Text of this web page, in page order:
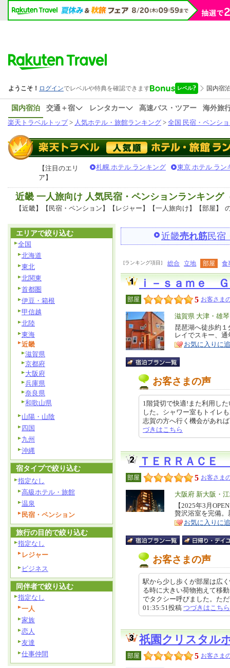
国内宿泊 交通＋宿 レンタカー 高速バス・ツアー
海外旅
楽天トラベルトップ> 人気ホテル・旅館ランキング > 全国 民宿・ペンシ
【注目のエリ
ア】
札幌 ホテル ランキング 東京 ホテル ラン
近畿 一人旅向け 人気民宿・ペンションランキング
【近畿】【民宿・ペンション】【レジャー】【一人旅向け】【部屋】
近畿売れ筋民宿
[ランキング項目] 総合 立地 部屋 食
ｉ－ｓａｍｅ
部屋 5 お客さま
エ
リ
ア
滋賀県 大津・雄
特
徴
琵琶湖へ徒歩約
レイでスキー、
お気に入りに
お客さまの声
1階貸切で快適!また利用し
した。シャワー室もトイレ
志賀の方へ行く機会があれ
づきはこちら
ＴＥＲＲＡＣ
部屋 5 お客さま
エ
リ
ア
大阪府 新大阪・
特
徴
【2025年3月
贅沢浴室を完備
お気に入りに
お客さまの声
駅から少し歩くが部屋は広
る時に大きい荷物抱えて移
でタクシー呼びました。た
01:35:51投稿 つづきはこちら
祇園クリスタル
部屋 5 お客さま
エリアで絞り込む
全国
北海道
東北
北関東
首都圏
伊豆・箱根
甲信越
北陸
東海
近畿
滋賀県
京都府
大阪府
兵庫県
奈良県
和歌山県
山陽・山陰
四国
九州
沖縄
宿タイプで絞り込む
指定なし
高級ホテル・旅館
温泉
民宿・ペンション
旅行の目的で絞り込む
指定なし
レジャー
ビジネス
同伴者で絞り込む
指定なし
一人
家族
恋人
友達
仕事仲間